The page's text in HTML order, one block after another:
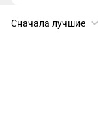
Сначала лучшие